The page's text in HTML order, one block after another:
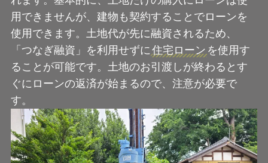
用できませんが、建物も契約することでローンを
使用できます。土地代が先に融資されるため、
「つなぎ融資」を利用せずに住宅ローン を使用す
ることが可能です。土地のお引渡しが終わるとす
ぐにローンの返済が始まるので、注意が必要で
す。